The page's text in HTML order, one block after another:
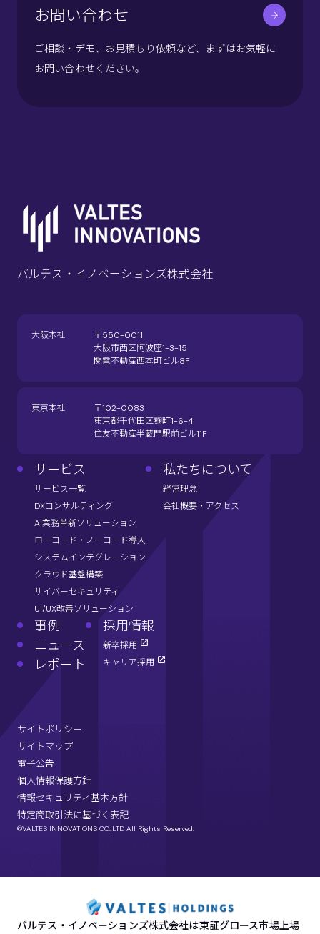
お問い合わせ
ご相談・デモ、お見積もり依頼など、まずはお気軽に
お問い合わせください。
バルテス・イノベーションズ株式会社
大阪本社
〒550-0011
大阪市西区阿波座1-3-15
関電不動産西本町ビル8F
東京本社
〒102-0083
東京都千代田区麹町1-6-4
住友不動産半蔵門駅前ビル11F
サービス
サービス一覧
DXコンサルティング
AI業務革新ソリューション
ローコード・ノーコード導入
システムインテグレーション
クラウド基盤構築
サイバーセキュリティ
UI/UX改善ソリューション
私たちについて
経営理念
会社概要・アクセス
事例
ニュース
レポート
採用情報
新卒採用
キャリア採用
サイトポリシー
サイトマップ
電子公告
個人情報保護方針
情報セキュリティ基本方針
特定商取引法に基づく表記
©VALTES INNOVATIONS CO.,LTD All Rights Reserved.
バルテス・イノベーションズ株式会社は東証グロース市場上場